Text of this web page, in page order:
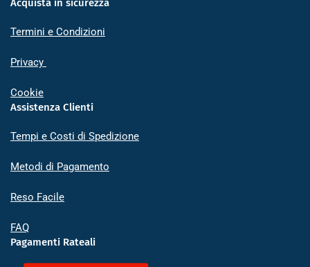
Acquista in sicurezza
Termini e Condizioni
Privacy
Cookie
Assistenza Clienti
Tempi e Costi di Spedizione
Metodi di Pagamento
Reso Facile
FAQ
Pagamenti Rateali